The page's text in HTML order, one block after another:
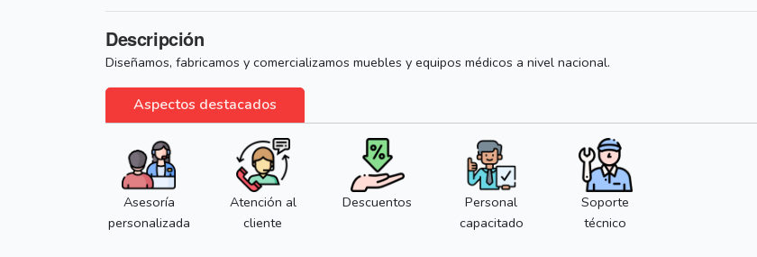
Descripción
Diseñamos, fabricamos y comercializamos muebles y equipos médicos a nivel nacional.
Aspectos destacados
Asesoría
personalizada
Atención al
cliente
Descuentos
Personal
capacitado
Soporte
técnico